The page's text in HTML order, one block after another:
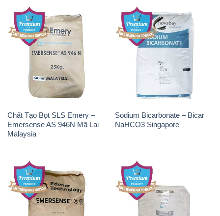
Chất Tạo Bọt SLS Emery –
Emersense AS 946N Mã Lai
Malaysia
Sodium Bicarbonate – Bicar
NaHCO3 Singapore
Chất Tạo Bọt SLS Emersense
Zinc Oxide – Bột Kẽm Oxit